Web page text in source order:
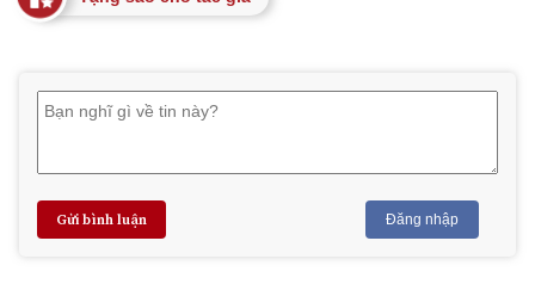
Gửi bình luận Đăng nhập